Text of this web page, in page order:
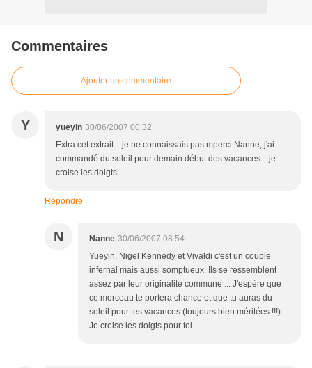
Commentaires
Ajouter un commentaire
Y yueyin 30/06/2007 00:32
Extra cet extrait... je ne connaissais pas mperci Nanne, j'ai
commandé du soleil pour demain début des vacances... je
croise les doigts
Répondre
N Nanne 30/06/2007 08:54
Yueyin, Nigel Kennedy et Vivaldi c'est un couple
infernal mais aussi somptueux. Ils se ressemblent
assez par leur originalité commune ... J'espère que
ce morceau te portera chance et que tu auras du
soleil pour tes vacances (toujours bien méritées !!!).
Je croise les doigts pour toi.